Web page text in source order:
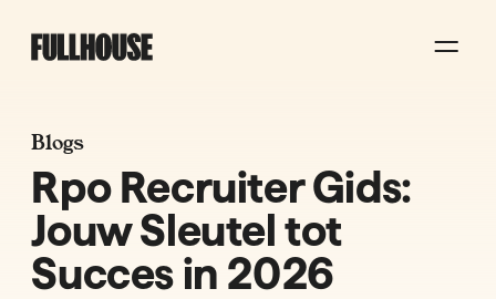
Blogs
Rpo Recruiter Gids:
Jouw Sleutel tot
Succes in 2026